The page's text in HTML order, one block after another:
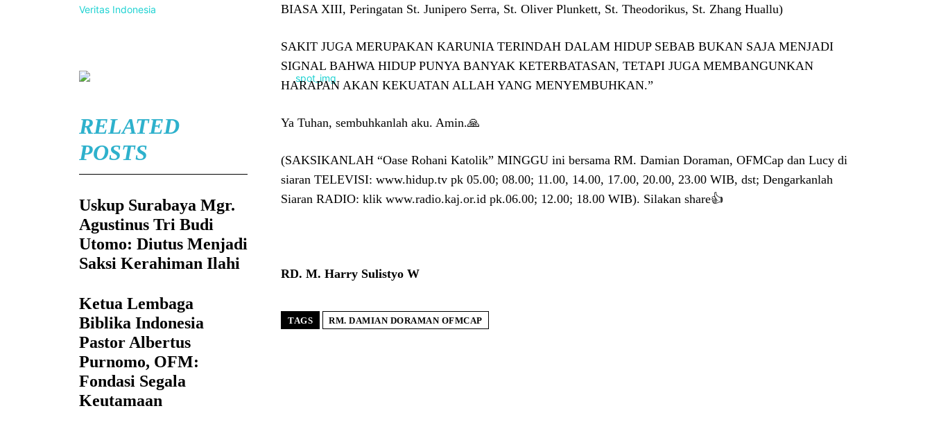
Veritas Indonesia
RELATED
POSTS
Uskup Surabaya Mgr.
Agustinus Tri Budi
Utomo: Diutus Menjadi
Saksi Kerahiman Ilahi
Ketua Lembaga
Biblika Indonesia
Pastor Albertus
Purnomo, OFM:
Fondasi Segala
Keutamaan
BIASA XIII, Peringatan St. Junipero Serra, St. Oliver Plunkett, St. Theodorikus, St. Zhang Huallu)
SAKIT JUGA MERUPAKAN KARUNIA TERINDAH DALAM HIDUP SEBAB BUKAN SAJA MENJADI
SIGNAL BAHWA HIDUP PUNYA BANYAK KETERBATASAN, TETAPI JUGA MEMBANGUNKAN
HARAPAN AKAN KEKUATAN ALLAH YANG MENYEMBUHKAN.”
Ya Tuhan, sembuhkanlah aku. Amin.🙏
(SAKSIKANLAH “Oase Rohani Katolik” MINGGU ini bersama RM. Damian Doraman, OFMCap dan Lucy di
siaran TELEVISI: www.hidup.tv pk 05.00; 08.00; 11.00, 14.00, 17.00, 20.00, 23.00 WIB, dst; Dengarkanlah
Siaran RADIO: klik www.radio.kaj.or.id pk.06.00; 12.00; 18.00 WIB). Silakan share👍
RD. M. Harry Sulistyo W
TAGS RM. DAMIAN DORAMAN OFMCAP